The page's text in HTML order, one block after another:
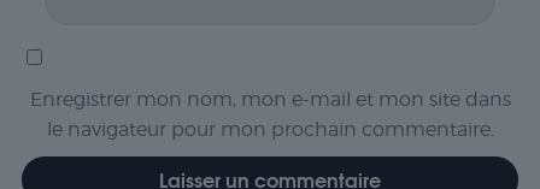
Enregistrer mon nom, mon e-mail et mon site dans
le navigateur pour mon prochain commentaire.